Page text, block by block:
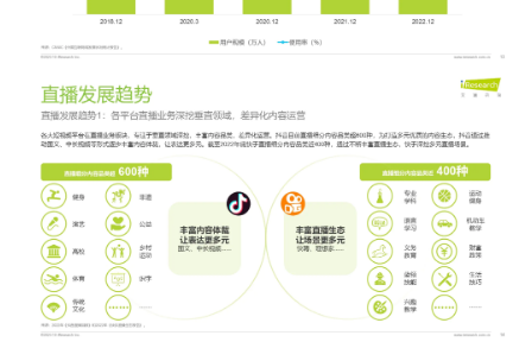
培训课程
增长俱乐部
增长俱乐部 有赞商盟
商家社区 社群交流
合作共进